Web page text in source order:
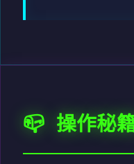
📪 操作秘